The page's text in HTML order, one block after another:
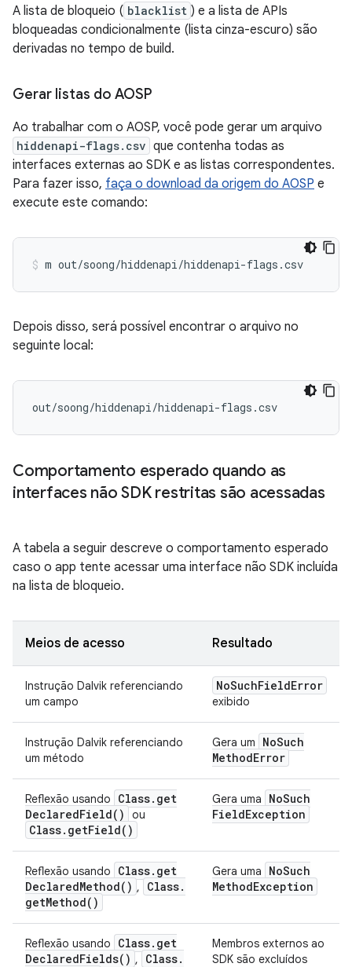
A lista de bloqueio ( blacklist ) e a lista de APIs
bloqueadas condicionalmente (lista cinza-escuro) são
derivadas no tempo de build.
Gerar listas do AOSP
Ao trabalhar com o AOSP, você pode gerar um arquivo
hiddenapi-flags.csv que contenha todas as
interfaces externas ao SDK e as listas correspondentes.
Para fazer isso, faça o download da origem do AOSP e
execute este comando:
Depois disso, será possível encontrar o arquivo no
seguinte local:
Comportamento esperado quando as
interfaces não SDK restritas são acessadas
A tabela a seguir descreve o comportamento esperado
caso o app tente acessar uma interface não SDK incluída
na lista de bloqueio.
Meios de acesso Resultado
Instrução Dalvik referenciando
um campo
NoSuchFieldError
exibido
Instrução Dalvik referenciando
um método
Gera um NoSuch
MethodError
Reflexão usando Class. get
DeclaredField( ) ou
Class. getField( )
Gera uma NoSuch
FieldException
Reflexão usando Class. get
DeclaredMethod( ) , Class.
getMethod( )
Gera uma NoSuch
MethodException
Reflexão usando Class. get
DeclaredFields( ) , Class.
Membros externos ao
SDK são excluídos